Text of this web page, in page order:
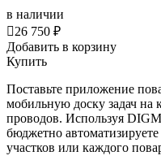
в наличии
26 750 ₽
Добавить в корзину
Купить
Поставьте приложение
мобильную доску задач на
проводов. Используя
бюджетно
участков или каждого